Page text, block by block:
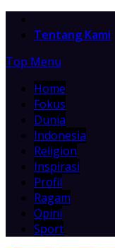
Tentang Kami
Top Menu
Home
Fokus
Dunia
Indonesia
Religion
Inspirasi
Profil
Ragam
Opini
Sport